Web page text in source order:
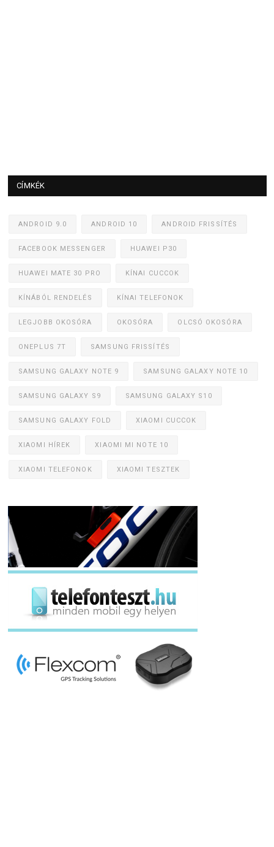
CÍMKÉK
ANDROID 9.0 ANDROID 10 ANDROID FRISSÍTÉS
FACEBOOK MESSENGER HUAWEI P30
HUAWEI MATE 30 PRO KÍNAI CUCCOK
KÍNÁBÓL RENDELÉS KÍNAI TELEFONOK
LEGJOBB OKOSÓRA OKOSÓRA OLCSÓ OKOSÓRA
ONEPLUS 7T SAMSUNG FRISSÍTÉS
SAMSUNG GALAXY NOTE 9 SAMSUNG GALAXY NOTE 10
SAMSUNG GALAXY S9 SAMSUNG GALAXY S10
SAMSUNG GALAXY FOLD XIAOMI CUCCOK
XIAOMI HÍREK XIAOMI MI NOTE 10
XIAOMI TELEFONOK XIAOMI TESZTEK